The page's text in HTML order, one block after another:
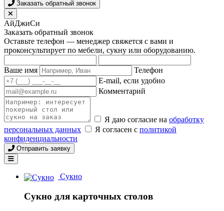
Заказать обратный звонок
АйДжиСи
Заказать обратный звонок
Оставьте телефон — менеджер свяжется с вами и
проконсультирует по мебели, сукну или оборудованию.
Ваше имя
Телефон
E-mail, если удобно
Комментарий
Я даю согласие на обработку
персональных данных
Я согласен с политикой
конфиденциальности
Отправить заявку
Сукно
Сукно для карточных столов